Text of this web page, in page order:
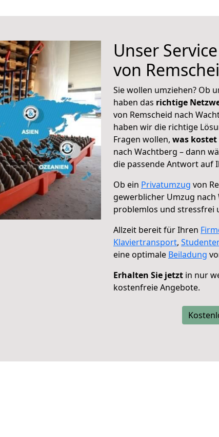
Unser
von
Sie wollen umziehen? Ob
haben das richtige
von Remscheid nach
haben wir die richtige
Fragen wollen, was
nach Wachtberg – dann
die passende Antwort auf
Ob ein Privatumzug von
gewerblicher Umzug nach
problemlos und stressfrei
Allzeit bereit für Ihren
Klaviertransport,
eine optimale Beiladung
Erhalten Sie jetzt in nur
kostenfreie Angebote.